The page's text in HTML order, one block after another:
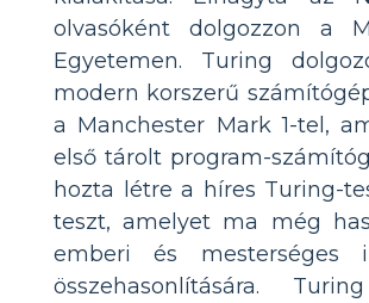
olvasóként dolgozzon a
Egyetemen. Turing
modern korszerű
a Manchester Mark 1-tel,
első tárolt program-
hozta létre a híres Turing-
teszt, amelyet ma még
emberi és mesterséges
összehasonlítására.